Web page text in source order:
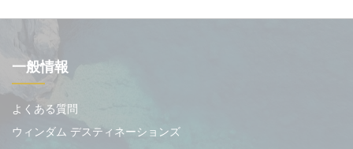
一般情報
よくある質問
ウィンダム デスティネーションズ